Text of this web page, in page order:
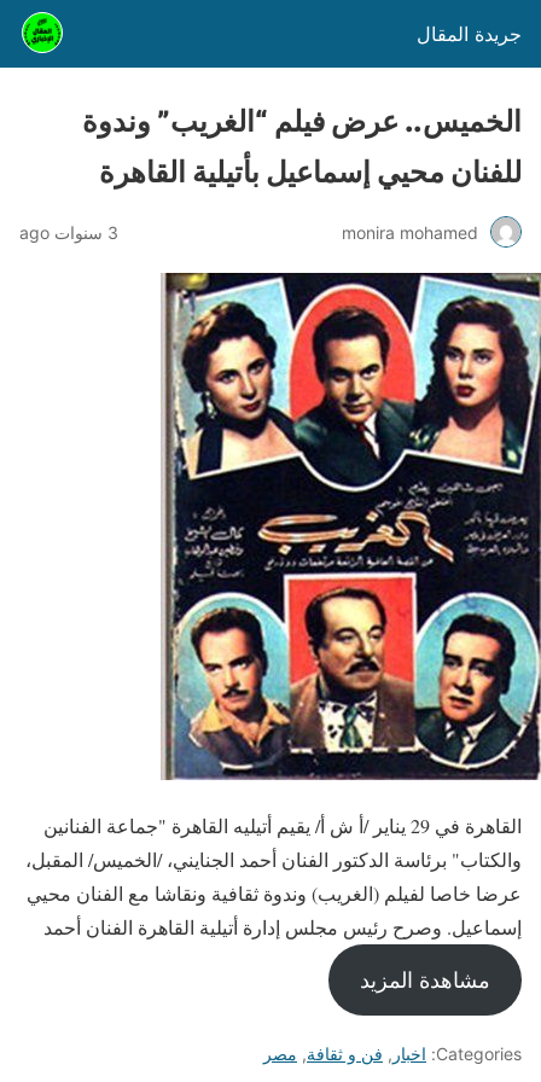
جريدة المقال
الخميس.. عرض فيلم “الغريب” وندوة
للفنان محيي إسماعيل بأتيلية القاهرة
monira mohamed 3 سنوات ago
القاهرة في 29 يناير /أ ش أ/ يقيم أتيليه القاهرة "جماعة الفنانين
والكتاب" برئاسة الدكتور الفنان أحمد الجنايني، /الخميس/ المقبل،
عرضا خاصا لفيلم (الغريب) وندوة ثقافية ونقاشا مع الفنان محيي
إسماعيل. وصرح رئيس مجلس إدارة أتيلية القاهرة الفنان أحمد
مشاهدة المزيد
Categories: اخبار , فن و ثقافة, مصر